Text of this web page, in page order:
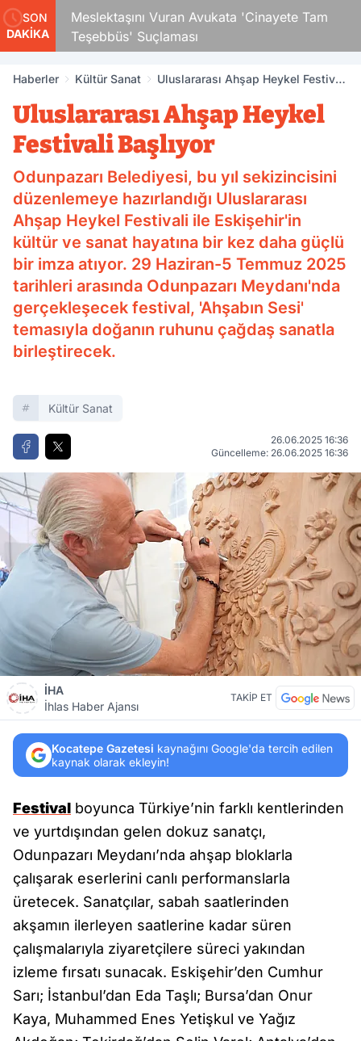
SON
DAKİKA
Meslektaşını Vuran Avukata 'Cinayete Tam
Teşebbüs' Suçlaması
Haberler Kültür Sanat
Uluslararası Ahşap Heykel Festivali
Uluslararası Ahşap Heykel
Festivali Başlıyor
Odunpazarı Belediyesi, bu yıl sekizincisini
düzenlemeye hazırlandığı Uluslararası
Ahşap Heykel Festivali ile Eskişehir'in
kültür ve sanat hayatına bir kez daha güçlü
bir imza atıyor. 29 Haziran-5 Temmuz 2025
tarihleri arasında Odunpazarı Meydanı'nda
gerçekleşecek festival, 'Ahşabın Sesi'
temasıyla doğanın ruhunu çağdaş sanatla
birleştirecek.
Kültür Sanat
26.06.2025 16:36
Güncelleme: 26.06.2025 16:36
İHA
İhlas Haber Ajansı
TAKİP ET
Kocatepe Gazetesi kaynağını Google'da tercih edilen
kaynak olarak ekleyin!
Festival boyunca Türkiye’nin farklı kentlerinden
ve yurtdışından gelen dokuz sanatçı,
Odunpazarı Meydanı’nda ahşap bloklarla
çalışarak eserlerini canlı performanslarla
üretecek. Sanatçılar, sabah saatlerinden
akşamın ilerleyen saatlerine kadar süren
çalışmalarıyla ziyaretçilere süreci yakından
izleme fırsatı sunacak. Eskişehir’den Cumhur
Sarı; İstanbul’dan Eda Taşlı; Bursa’dan Onur
Kaya, Muhammed Enes Yetişkul ve Yağız